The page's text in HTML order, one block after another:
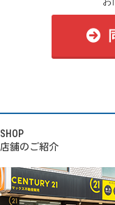
SHOP
店舗のご紹介